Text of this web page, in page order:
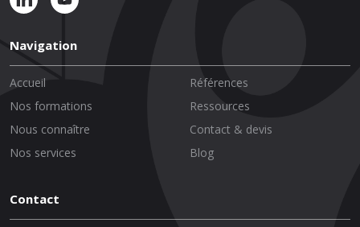
Navigation
Accueil
Nos formations
Nous connaître
Nos services
Références
Ressources
Contact & devis
Blog
Contact